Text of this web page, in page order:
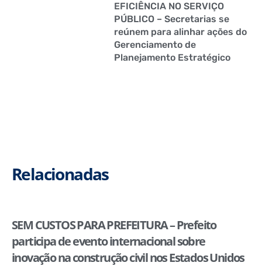
EFICIÊNCIA NO SERVIÇO
PÚBLICO – Secretarias se
reúnem para alinhar ações do
Gerenciamento de
Planejamento Estratégico
Relacionadas
SEM CUSTOS PARA PREFEITURA – Prefeito
participa de evento internacional sobre
inovação na construção civil nos Estados Unidos